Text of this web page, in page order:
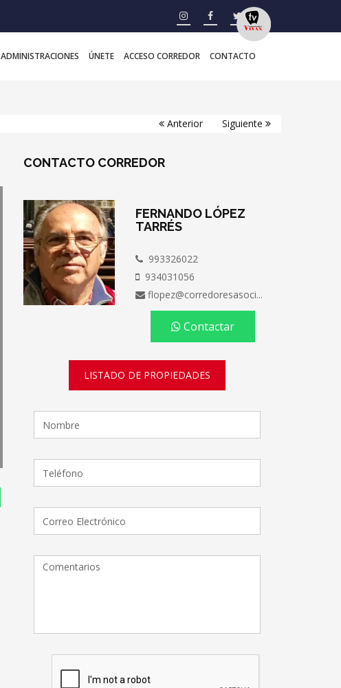
ADMINISTRACIONES ÚNETE ACCESO CORREDOR CONTACTO
Anterior Siguiente
CONTACTO CORREDOR
FERNANDO LÓPEZ
TARRÉS
993326022
934031056
flopez@corredoresasoci...
Contactar
LISTADO DE PROPIEDADES